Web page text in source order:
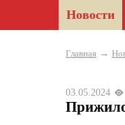
Новости
Главная →
03.05.2024